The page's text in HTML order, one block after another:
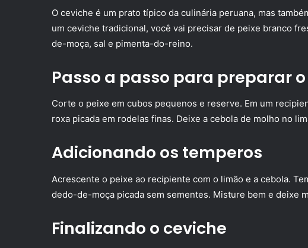
O ceviche é um prato típico da culinária peruana, mas
um ceviche tradicional, você vai precisar de peixe branco
de-moça, sal e pimenta-do-reino.
Passo a passo para preparar
Corte o peixe em cubos pequenos e reserve. Em um
roxa picada em rodelas finas. Deixe a cebola de molho no
Adicionando os temperos
Acrescente o peixe ao recipiente com o limão e a cebola.
dedo-de-moça picada sem sementes. Misture bem e deixe
Finalizando o ceviche